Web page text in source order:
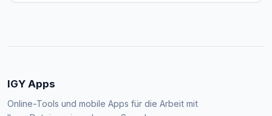
IGY Apps
Online-Tools und mobile Apps für die Arbeit mit